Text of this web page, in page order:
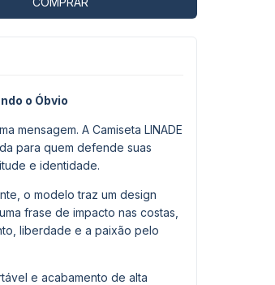
o Óbvio
mensagem. A Camiseta LINADE
para quem defende suas
e identidade.
o modelo traz um design
frase de impacto nas costas,
liberdade e a paixão pelo
e acabamento de alta